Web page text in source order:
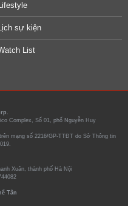
sự kiện
List
Complex, Số 01, phố Nguyễn Huy
mạng số 2216/GP-TTĐT do Sở Thông tin
Xuân, thành phố Hà Nội
Tân